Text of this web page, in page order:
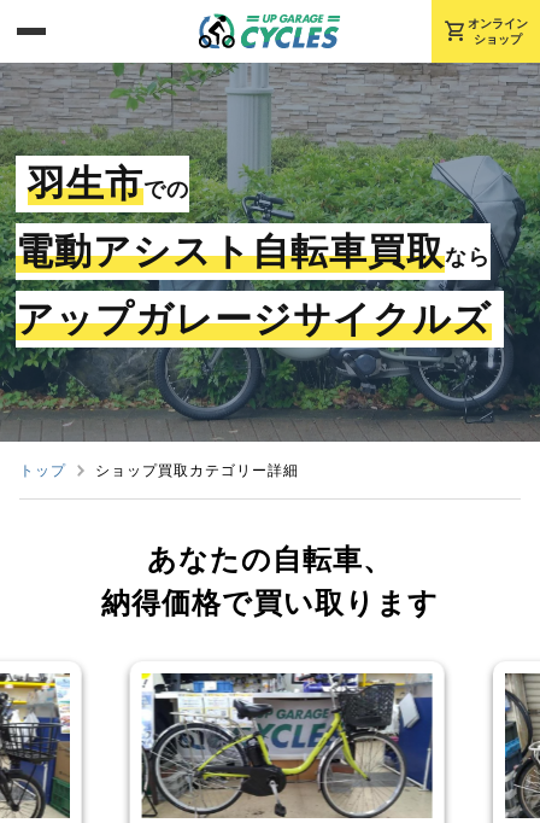
shopping_cart オンライン
ショップ
羽生市での
電動アシスト自転車買取なら
アップガレージサイクルズ
トップ ショップ買取カテゴリー詳細
あなたの自転車、
納得価格で買い取ります